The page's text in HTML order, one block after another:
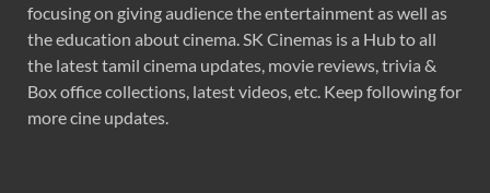
focusing on giving audience the entertainment as well as
the education about cinema. SK Cinemas is a Hub to all
the latest tamil cinema updates, movie reviews, trivia &
Box office collections, latest videos, etc. Keep following for
more cine updates.